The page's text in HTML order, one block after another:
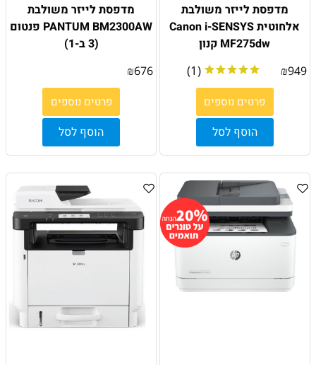
מדפסת לייזר משולבת
אלחוטית Canon i-SENSYS
MF275dw קנון
₪949
(1)
פרטים נוספים
הוסף לסל
מדפסת לייזר משולבת
PANTUM BM2300AW פנטום
(3 ב-1)
₪676
פרטים נוספים
הוסף לסל